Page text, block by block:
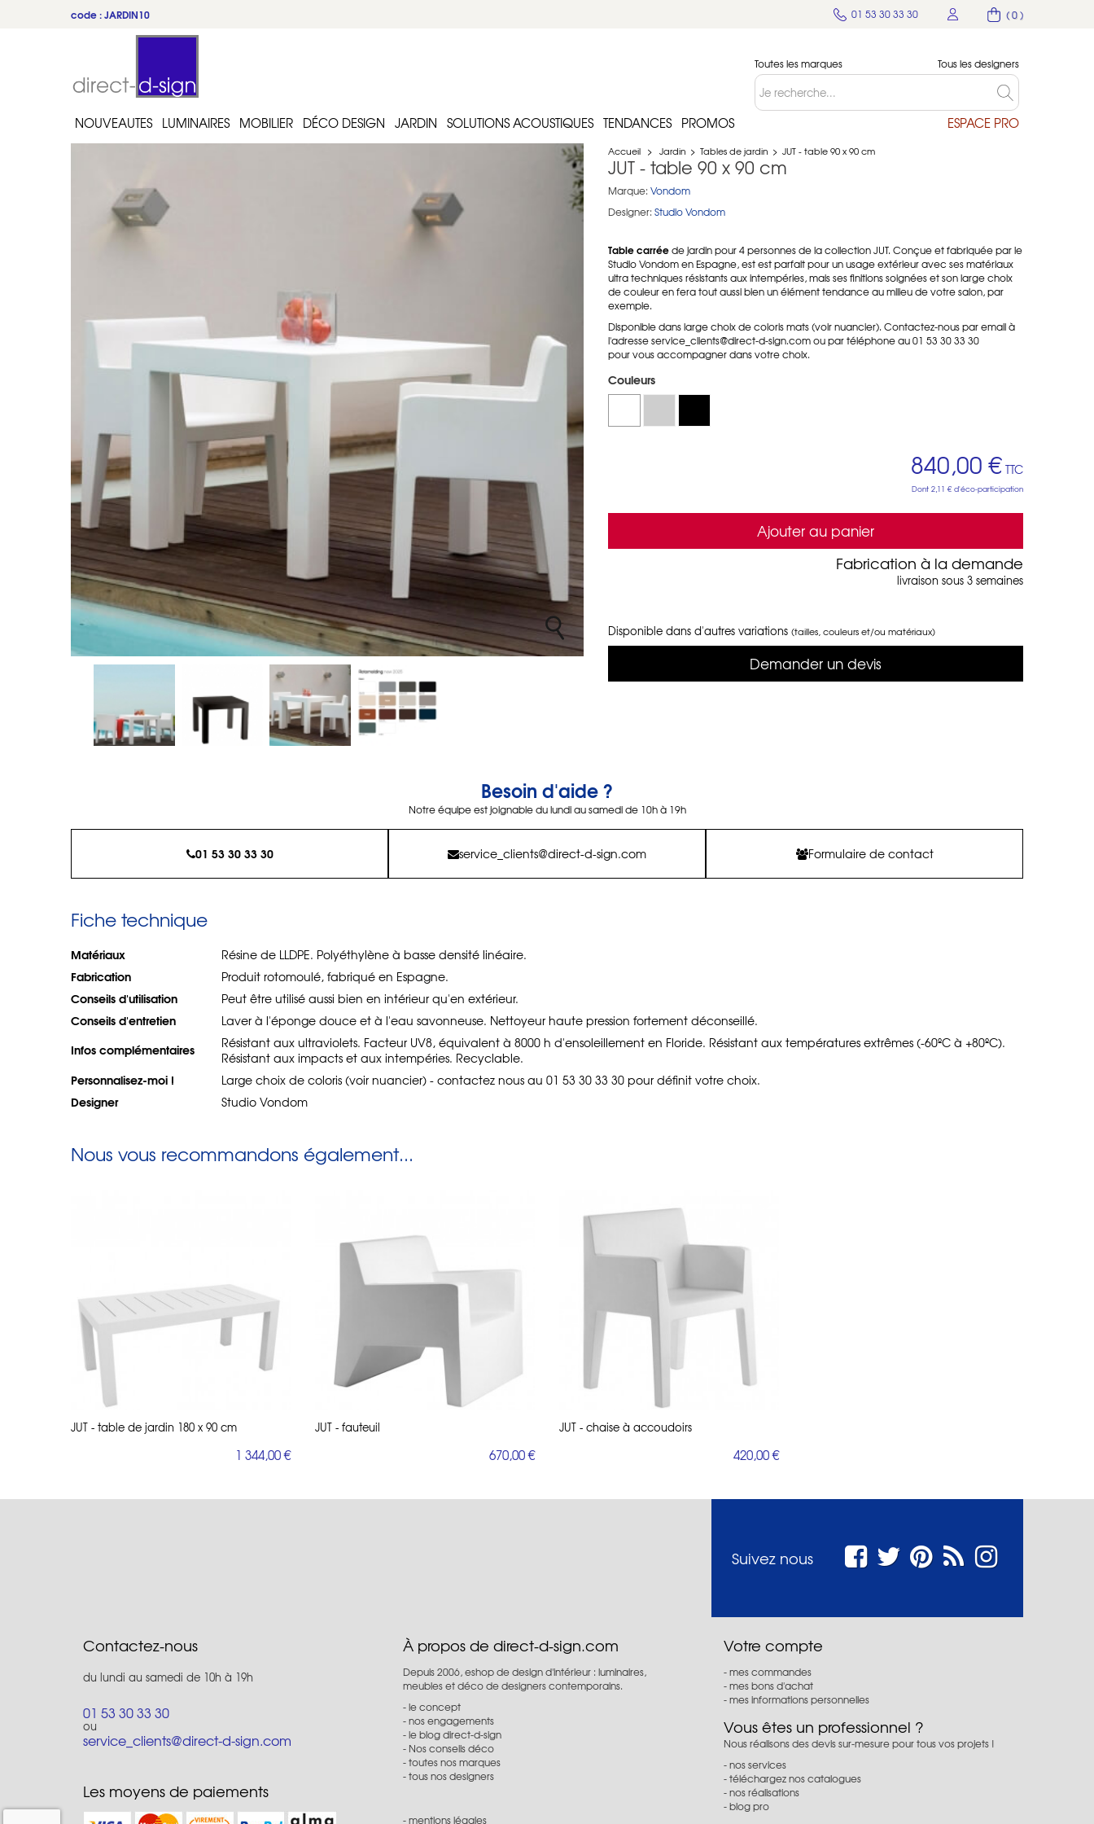
( 0 )
01 53 30 33 30
code : JARDIN10
du 22 au 31 juillet
Toutes les marques Tous les designers
NOUVEAUTES LUMINAIRES MOBILIER DÉCO DESIGN JARDIN SOLUTIONS ACOUSTIQUES TENDANCES PROMOS ESPACE PRO
Accueil > Jardin > Tables de jardin > JUT - table 90 x 90 cm
JUT - table 90 x 90 cm
Marque: Vondom
Designer: Studio Vondom
Table carréede jardin pour 4 personnes de la collection JUT. Conçue et fabriquée par le
Studio Vondom en Espagne, est est parfait pour un usage extérieur avec ses matériaux
ultra techniques résistants aux intempéries, mais ses finitions soignées et son large choix
de couleur en fera tout aussi bien un élément tendance au milieu de votre salon, par
exemple.
Disponible dans large choix de coloris mats (voir nuancier). Contactez-nous par email à
l'adresse service_clients@direct-d-sign.com ou par téléphone au 01 53 30 33 30
pour vous accompagner dans votre choix.
Couleurs
840,00 € TTC
Dont 2,11 € d'éco-participation
Ajouter au panier
Fabrication à la demande
livraison sous 3 semaines
Disponible dans d'autres variations (tailles, couleurs et/ou matériaux)
Demander un devis
Besoin d'aide ?
Notre équipe est joignable du lundi au samedi de 10h à 19h
01 53 30 33 30 service_clients@direct-d-sign.com Formulaire de contact
Fiche technique
Matériaux Résine de LLDPE. Polyéthylène à basse densité linéaire.
Fabrication Produit rotomoulé, fabriqué en Espagne.
Conseils d'utilisation Peut être utilisé aussi bien en intérieur qu'en extérieur.
Conseils d'entretien Laver à l'éponge douce et à l'eau savonneuse. Nettoyeur haute pression fortement déconseillé.
Infos complémentaires
Résistant aux ultraviolets. Facteur UV8, équivalent à 8000 h d'ensoleillement en Floride. Résistant aux températures extrêmes (-60ºC à +80ºC).
Résistant aux impacts et aux intempéries. Recyclable.
Personnalisez-moi ! Large choix de coloris (voir nuancier) - contactez nous au 01 53 30 33 30 pour définit votre choix.
Designer Studio Vondom
Nous vous recommandons également...
JUT - table de jardin 180 x 90 cm
1 344,00 €
JUT - fauteuil
670,00 €
JUT - chaise à accoudoirs
420,00 €
Suivez nous
Contactez-nous
du lundi au samedi de 10h à 19h
01 53 30 33 30
ou
service_clients@direct-d-sign.com
Les moyens de paiements
À propos de direct-d-sign.com
Depuis 2006, eshop de design d'intérieur : luminaires,
meubles et déco de designers contemporains.
le concept
nos engagements
le blog direct-d-sign
Nos conseils déco
toutes nos marques
tous nos designers
mentions légales
Votre compte
mes commandes
mes bons d'achat
mes informations personnelles
Vous êtes un professionnel ?
Nous réalisons des devis sur-mesure pour tous vos projets !
nos services
téléchargez nos catalogues
nos réalisations
blog pro